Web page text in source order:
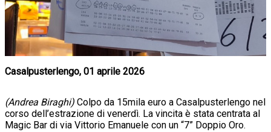
Casalpusterlengo, 01 aprile 2026
(Andrea Biraghi) Colpo da 15mila euro a Casalpusterlengo nel
corso dell’estrazione di venerdì. La vincita è stata centrata al
Magic Bar di via Vittorio Emanuele con un “7” Doppio Oro.